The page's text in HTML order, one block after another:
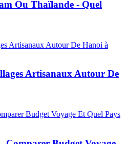
critères clés liés autourisme
: salles de réunion
modernes et espaces
privilégiez les hôtels pour le
un hébergement confortable,
et une localisation
situés à Vientiane, Luang
les mieux adaptés. Enfin, la
dans l’organisation
des éléments déterminants